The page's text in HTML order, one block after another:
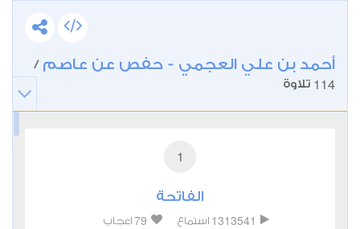
أحمد بن علي العجمي - حفص عن عاصم /
114 تلاوة
1
الفاتحة
1313541 استماع 79 اعجاب